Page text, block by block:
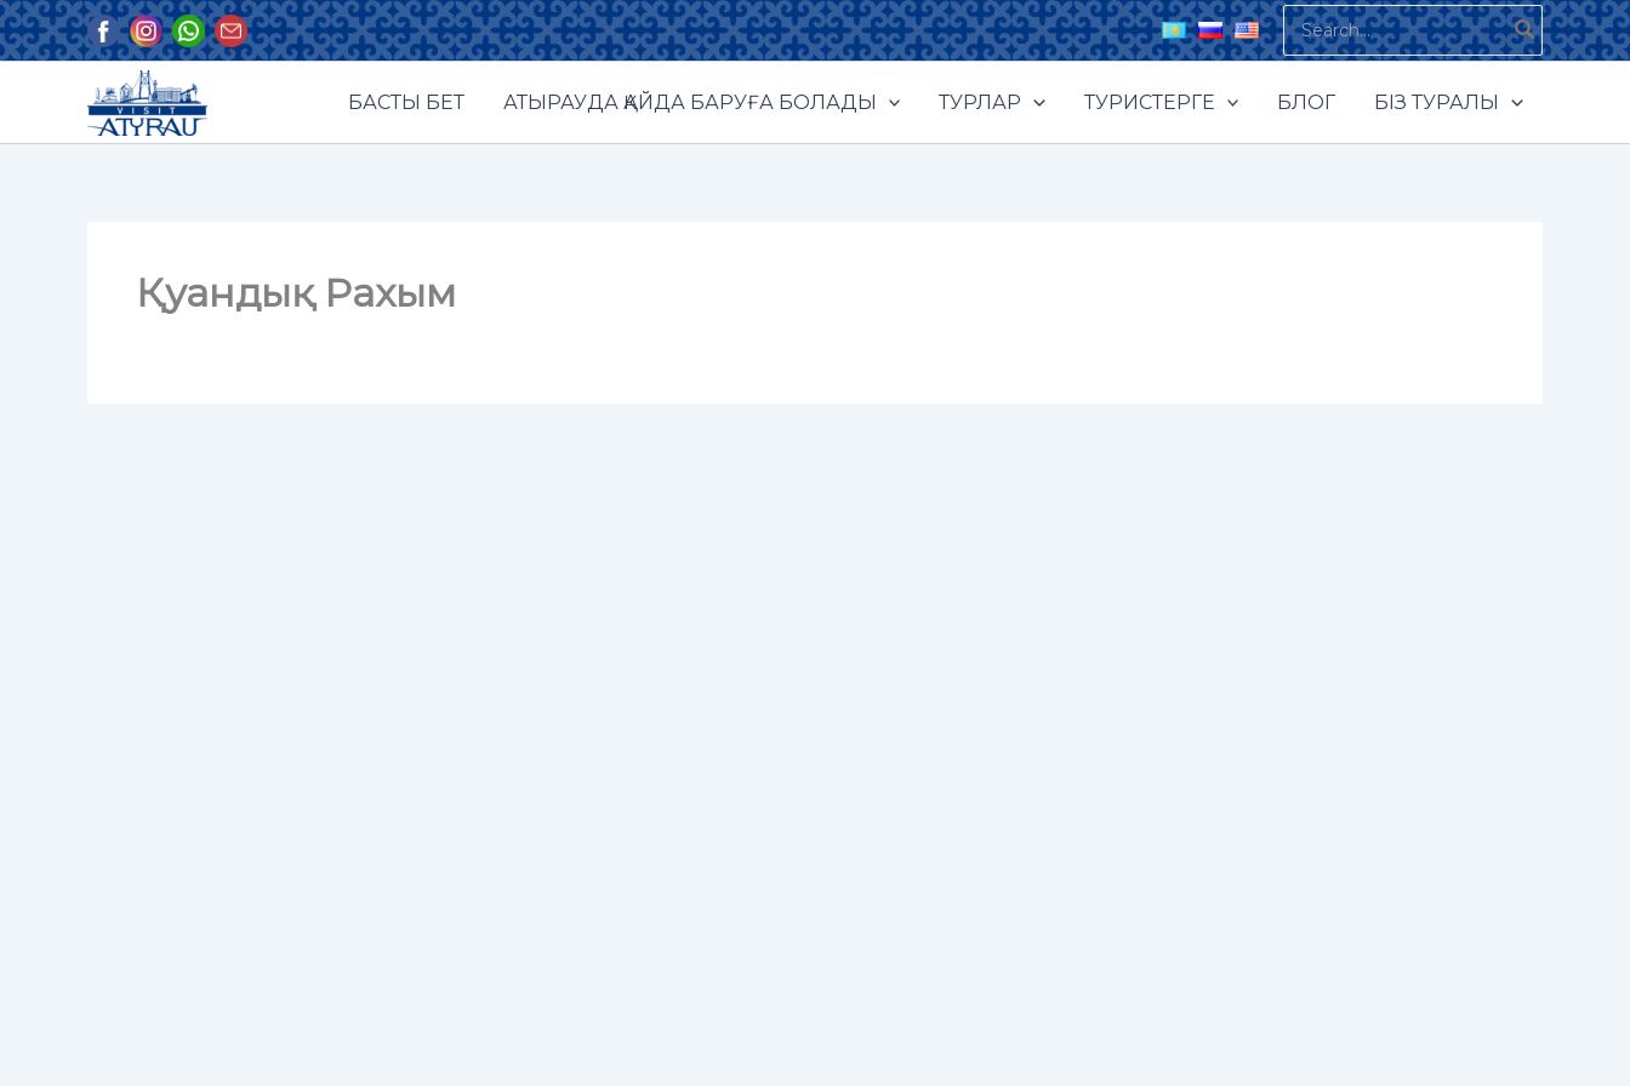
Skip
to
Search
for:
БАСТЫ БЕТ АТЫРАУДА ҚАЙДА БАРУҒА БОЛАДЫ ТУРЛАР ТУРИСТЕРГЕ БЛОГ БІЗ ТУРАЛЫ
Қуандық Рахым